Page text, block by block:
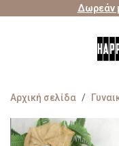
Δωρεάν
Αρχική σελίδα /